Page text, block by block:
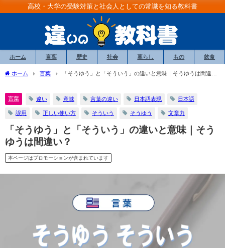
高校・大学の受験対策と社会人としての常識を知る教科書
ホーム 言葉 歴史 社会 暮らし もの 飲食
ホーム 言葉
「そうゆう」と「そういう」の違いと意味｜そうゆうは間違
言葉 違い 意味 言葉の違い 日本語表現 日本語
誤用 正しい使い方 そういう そうゆう 文章力
「そうゆう」と「そういう」の違いと意味｜そう
ゆうは間違い？
本ページはプロモーションが含まれています